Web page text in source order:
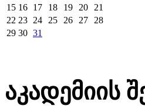
15 16 17 18 19 20
21
22 23 24 25 26 27
28
29 30 31
აკადემიის